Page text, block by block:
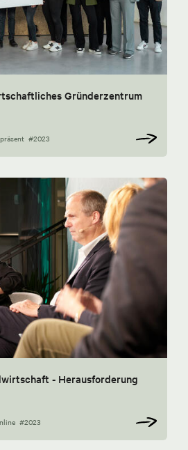
Gründerzentrum
#2023
- Herausforderung
#2023